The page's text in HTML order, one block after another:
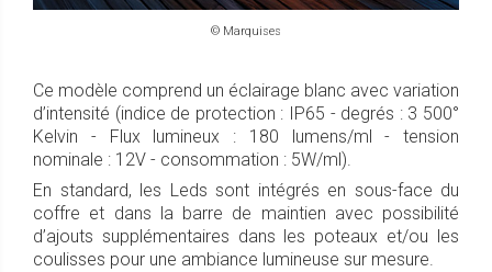
© Marquises
Ce modèle comprend un éclairage blanc avec variation
d’intensité (indice de protection : IP65 - degrés : 3 500°
Kelvin - Flux lumineux : 180 lumens/ml - tension
nominale : 12V - consommation : 5W/ml).
En standard, les Leds sont intégrés en sous-face du
coffre et dans la barre de maintien avec possibilité
d’ajouts supplémentaires dans les poteaux et/ou les
coulisses pour une ambiance lumineuse sur mesure.